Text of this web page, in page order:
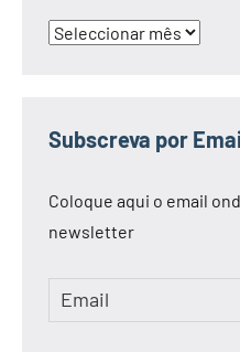
Arquivo
Subscreva por
Coloque aqui o email
newsletter
Email